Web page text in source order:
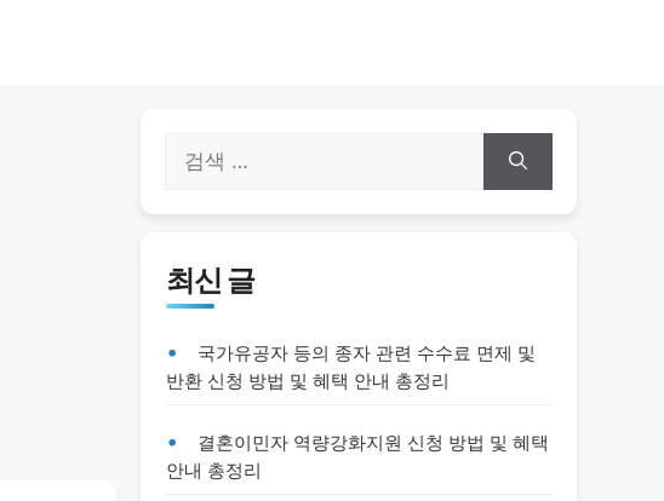
색:
최신 글
국가유공자 등의 종자 관련 수수료 면제 및
반환 신청 방법 및 혜택 안내 총정리
결혼이민자 역량강화지원 신청 방법 및 혜택
안내 총정리